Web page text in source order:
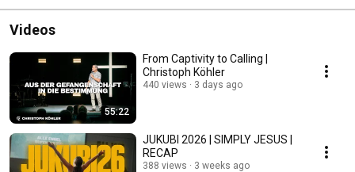
Videos
55:22
From Captivity to Calling |
Christoph Köhler
440 views 3 days ago
JUKUBI 2026 | SIMPLY JESUS |
RECAP
388 views 3 weeks ago